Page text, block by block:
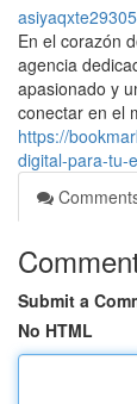
En el corazón
agencia
apasionado y
conectar en el
https://
digital-para-tu-
Submit a
No HTML